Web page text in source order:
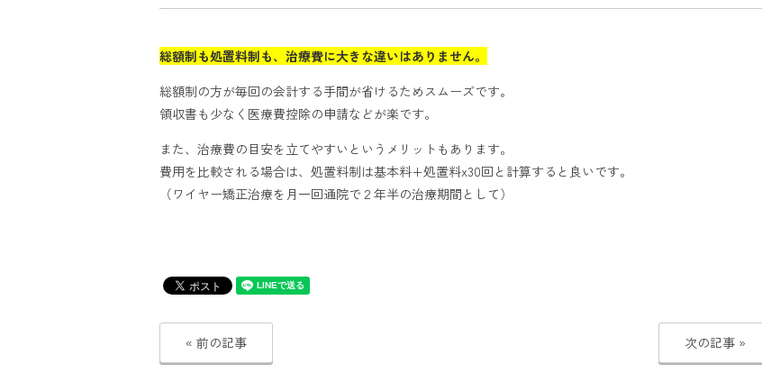
総額制も処置料制も、治療費に大きな違いはありません。
総額制の方が毎回の会計する手間が省けるためスムーズです。
領収書も少なく医療費控除の申請などが楽です。
また、治療費の目安を立てやすいというメリットもあります。
費用を比較される場合は、処置料制は基本料+処置料x30回と計算すると良いです。
（ワイヤー矯正治療を月一回通院で２年半の治療期間として）
« 前の記事 次の記事 »